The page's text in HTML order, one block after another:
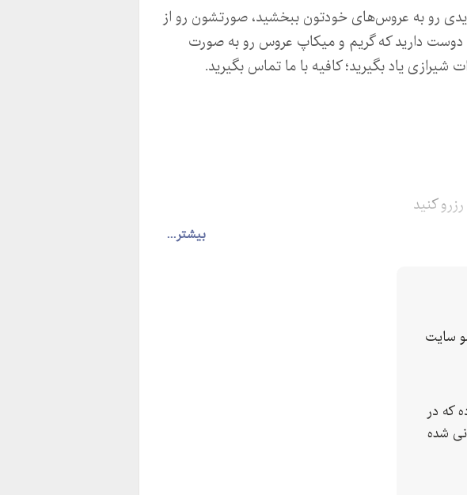
بیشتر...
رو به عروس‌های خودتون ببخشید، صورتشون رو از
دوست دارید که گریم و میکاپ عروس رو به صورت
یاد بگیرید؛ کافیه با ما تماس بگیرید.
کنيد
سایت
که در
شده